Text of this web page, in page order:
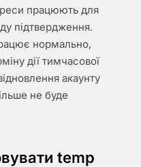
працюють для
підтвердження.
нормально,
дії тимчасової
акаунту
не буде
temp